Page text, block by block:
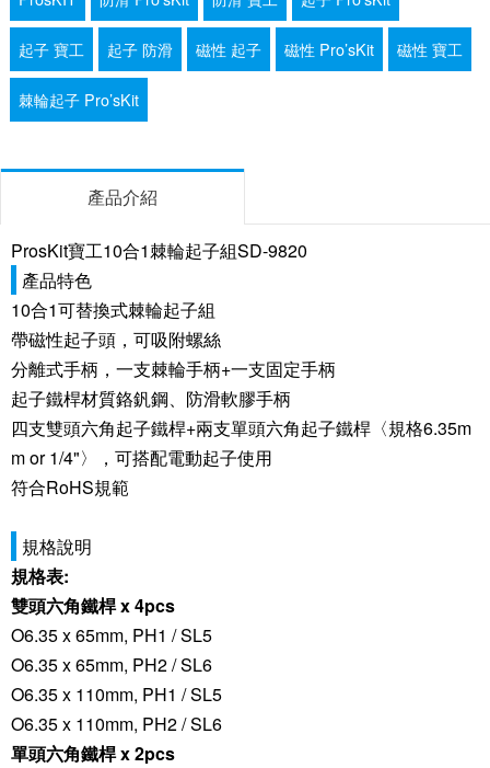
起子 寶工 起子 防滑 磁性 起子 磁性 Pro’sKit 磁性 寶工
棘輪起子 Pro’sKit
產品介紹
ProsKit寶工10合1棘輪起子組SD-9820
產品特色
10合1可替換式棘輪起子組
帶磁性起子頭，可吸附螺絲
分離式手柄，一支棘輪手柄+一支固定手柄
起子鐵桿材質鉻釩鋼、防滑軟膠手柄
四支雙頭六角起子鐵桿+兩支單頭六角起子鐵桿〈規格6.35m
m or 1/4"〉，可搭配電動起子使用
符合RoHS規範
規格說明
規格表:
雙頭六角鐵桿 x 4pcs
O6.35 x 65mm, PH1 / SL5
O6.35 x 65mm, PH2 / SL6
O6.35 x 110mm, PH1 / SL5
O6.35 x 110mm, PH2 / SL6
單頭六角鐵桿 x 2pcs